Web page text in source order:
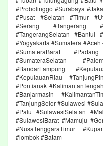
#Probolinggo #Surabaya
#Pusat #Selatan #Timur
#Serang #Tangerang
#TangerangSelatan #Bantul
#Yogyakarta #Sumatera
#SumateraBarat
#SumateraSelatan
#BandarLampung
#KepulauanRiau
#Pontianak
#Banjarmasin
#TanjungSelor #Sulawesi
#Palu #SulawesiSelatan
#SulawesiBarat #Mamuju
#NusaTenggaraTimur
#lombok #Batam